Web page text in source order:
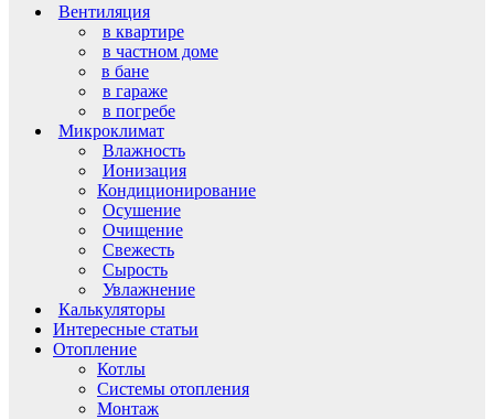
Вентиляция
в квартире
в частном доме
в бане
в гараже
в погребе
Микроклимат
Влажность
Ионизация
Кондиционирование
Осушение
Очищение
Свежесть
Сырость
Увлажнение
Калькуляторы
Интересные статьи
Отопление
Котлы
Системы отопления
Монтаж